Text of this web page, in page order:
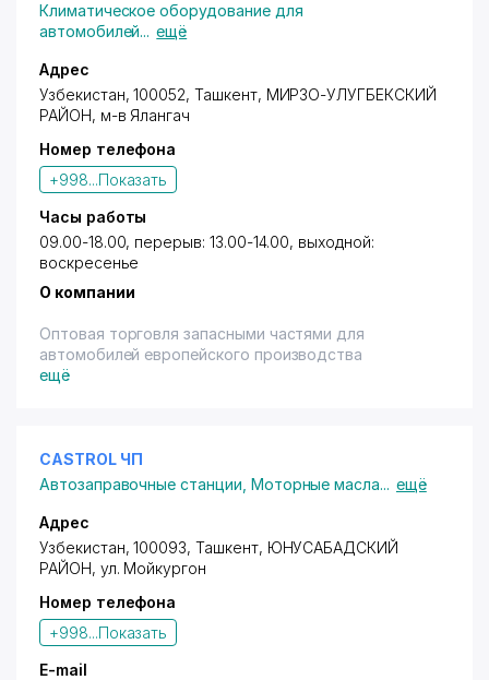
Климатическое оборудование для
автомобилей... ещё
Адрес
Узбекистан, 100052, Ташкент, МИРЗО-УЛУГБЕКСКИЙ
РАЙОН, м-в Ялангач
Номер телефона
+998...Показать
Часы работы
09.00-18.00, перерыв: 13.00-14.00, выходной:
воскресенье
О компании
Оптовая торговля запасными частями для
автомобилей европейского производства
ещё
CASTROL ЧП
Автозаправочные станции Моторные масла... ещё
Адрес
Узбекистан, 100093, Ташкент, ЮНУСАБАДСКИЙ
РАЙОН, ул. Мойкургон
Номер телефона
+998...Показать
E-mail